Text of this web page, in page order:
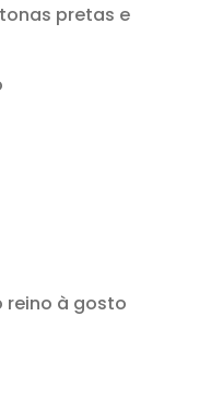
pretas e
reino à gosto